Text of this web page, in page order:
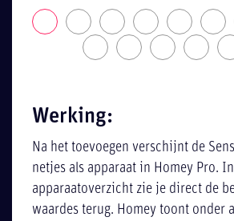
Werking:
Na het toevoegen verschijnt de
netjes als apparaat in Homey Pro.
apparaatoverzicht zie je direct de
waardes terug. Homey toont onder